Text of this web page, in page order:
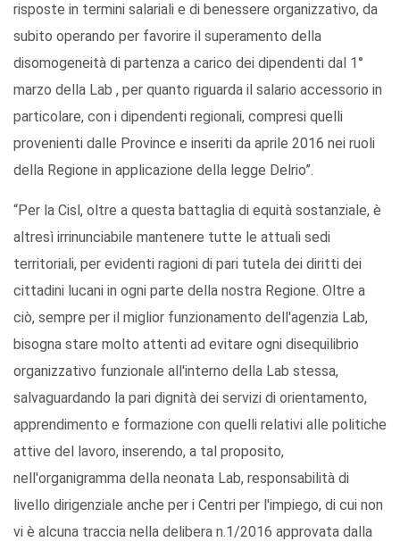
risposte in termini salariali e di benessere organizzativo, da
subito operando per favorire il superamento della
disomogeneità di partenza a carico dei dipendenti dal 1°
marzo della Lab , per quanto riguarda il salario accessorio in
particolare, con i dipendenti regionali, compresi quelli
provenienti dalle Province e inseriti da aprile 2016 nei ruoli
della Regione in applicazione della legge Delrio”.
“Per la Cisl, oltre a questa battaglia di equità sostanziale, è
altresì irrinunciabile mantenere tutte le attuali sedi
territoriali, per evidenti ragioni di pari tutela dei diritti dei
cittadini lucani in ogni parte della nostra Regione. Oltre a
ciò, sempre per il miglior funzionamento dell'agenzia Lab,
bisogna stare molto attenti ad evitare ogni disequilibrio
organizzativo funzionale all'interno della Lab stessa,
salvaguardando la pari dignità dei servizi di orientamento,
apprendimento e formazione con quelli relativi alle politiche
attive del lavoro, inserendo, a tal proposito,
nell'organigramma della neonata Lab, responsabilità di
livello dirigenziale anche per i Centri per l'impiego, di cui non
vi è alcuna traccia nella delibera n.1/2016 approvata dalla